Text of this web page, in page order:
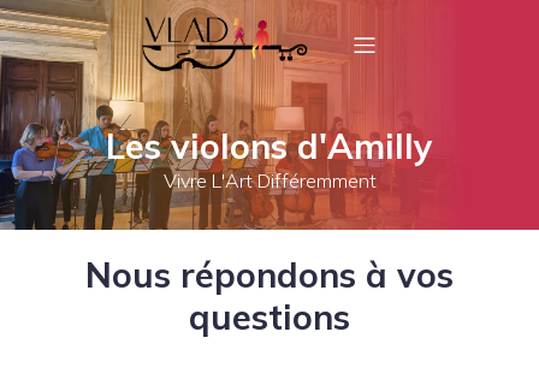
Les violons d'Amilly
Vivre L'Art Différemment
Nous répondons à vos
questions